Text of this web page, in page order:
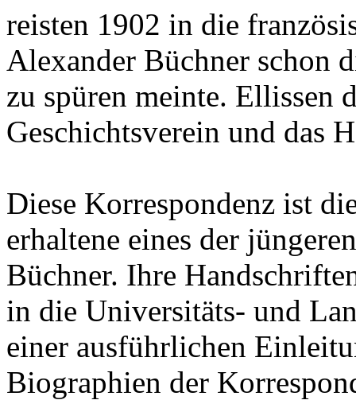
reisten 1902 in die
Alexander Büchner schon
zu spüren meinte. Ellissen
Geschichtsverein und das
Diese Korrespondenz ist
erhaltene eines der
Büchner. Ihre
in die Universitäts- und
einer ausführlichen
Biographien der